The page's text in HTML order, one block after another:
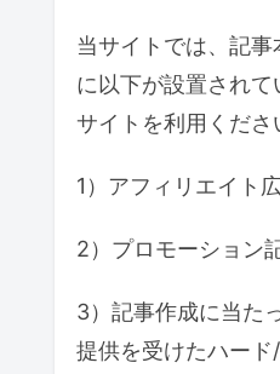
当サイトでは、記
に以下が設置され
サイトを利用くださ
1）アフィリエイト
2）プロモーション
3）記事作成に当た
提供を受けたハー